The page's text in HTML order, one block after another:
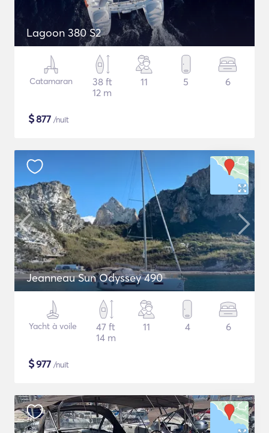
Lagoon 380 S2
Catamaran
38 ft
12 m
11 5 6
$877 /nuit
Jeanneau Sun Odyssey 490
Yacht à voile
47 ft
14 m
11 4 6
$977 /nuit